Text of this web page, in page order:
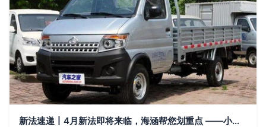
新法速递丨4月新法即将来临，海涵帮您划重点 ——小微型客车排放标准与登记新规实施